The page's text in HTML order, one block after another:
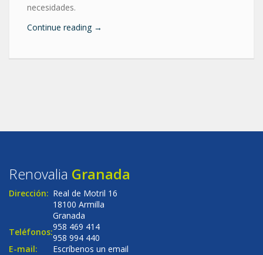
necesidades.
Continue reading →
Renovalia Granada
Dirección: Real de Motril 16
18100 Armilla
Granada
Teléfonos:958 469 414
958 994 440
E-mail:
Escríbenos un email